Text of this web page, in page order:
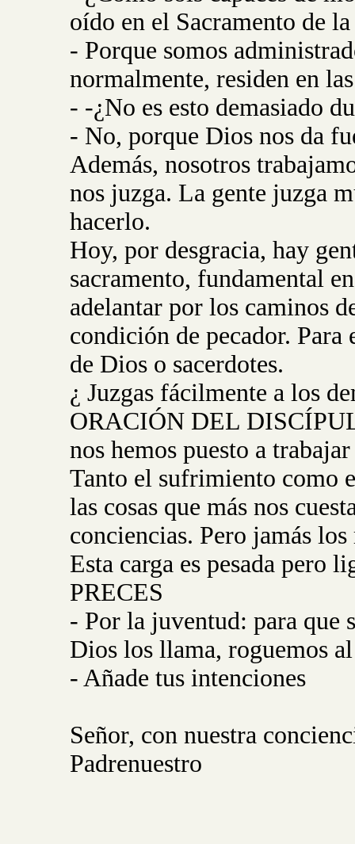
oído en el Sacramento de
- Porque somos
normalmente, residen en
- -¿No es esto demasiado
- No, porque Dios nos da
Además, nosotros
nos juzga. La gente juzga
hacerlo.
Hoy, por desgracia, hay
sacramento, fundamental
adelantar por los caminos
condición de pecador.
de Dios o sacerdotes.
¿ Juzgas fácilmente a los
ORACIÓN DEL
nos hemos puesto a
Tanto el sufrimiento como
las cosas que más nos
conciencias. Pero jamás
Esta carga es pesada pero
PRECES
- Por la juventud: para que
Dios los llama, roguemos
- Añade tus intenciones
Señor, con nuestra
Padrenuestro